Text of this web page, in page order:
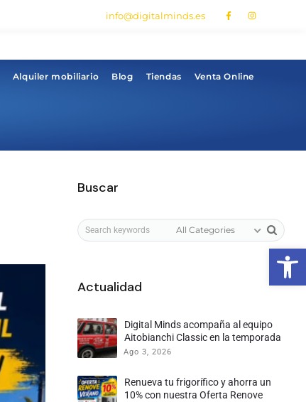
info@digitalminds.es
Alquiler mobiliario Blog Tiendas Venta Online
Buscar
All Categories
Actualidad
Digital Minds acompaña al equipo
Aitobianchi Classic en la temporada
2026
Ago 3, 2026
Renueva tu frigorífico y ahorra un
10% con nuestra Oferta Renove